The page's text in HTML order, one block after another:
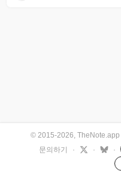
© 2015-2026, TheNote.app
문의하기
· · ·